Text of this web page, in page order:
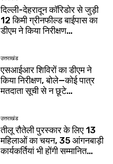
दिल्ली-देहरादून कॉरिडोर से जुड़ी
12 किमी ग्रीनफील्ड बाईपास का
डीएम ने किया निरीक्षण…
उत्तराखंड
एसआईआर शिविरों का डीएम ने
किया निरीक्षण, बोले—कोई पात्र
मतदाता सूची से न छूटे…
उत्तराखंड
तीलू रौतेली पुरस्कार के लिए 13
महिलाओं का चयन, 35 आंगनबाड़ी
कार्यकर्तियां भी होंगी सम्मानित…